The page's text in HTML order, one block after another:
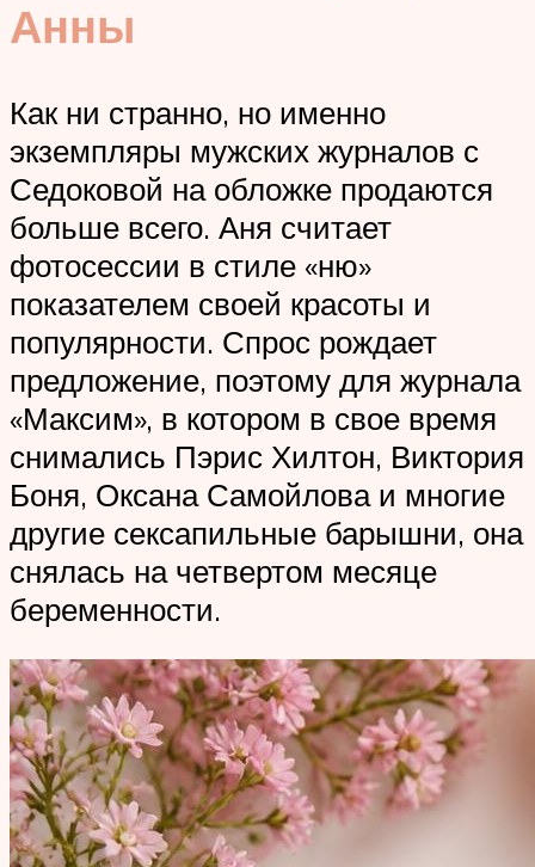
Анны
Как ни странно, но именно
экземпляры мужских журналов с
Седоковой на обложке продаются
больше всего. Аня считает
фотосессии в стиле «ню»
показателем своей красоты и
популярности. Спрос рождает
предложение, поэтому для журнала
«Максим», в котором в свое время
снимались Пэрис Хилтон, Виктория
Боня, Оксана Самойлова и многие
другие сексапильные барышни, она
снялась на четвертом месяце
беременности.